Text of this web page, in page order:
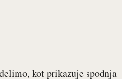
kot prikazuje spodnja